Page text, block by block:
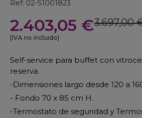
Ref: 02-S1001823
2.403,05 €3.697,00
(IVA no incluido)
Self-service para buffet con
reserva.
-Dimensiones largo desde 120 a
- Fondo 70 x 85 cm H.
-Termostato de seguridad y